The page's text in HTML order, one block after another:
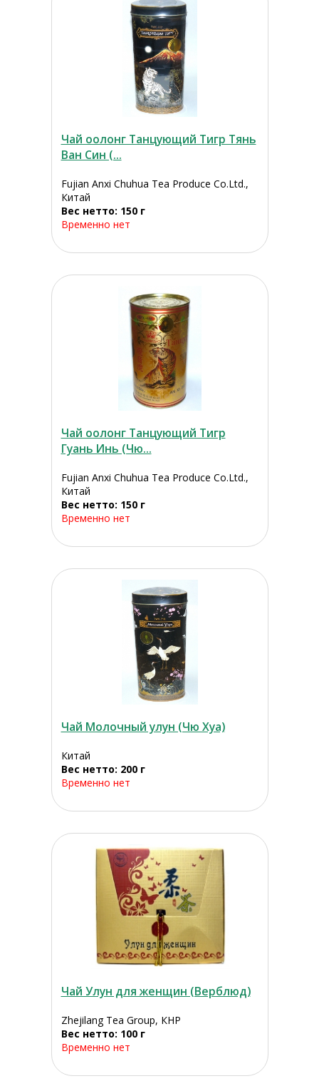
Чай оолонг Танцующий Тигр Тянь
Ван Син (...
Fujian Anxi Chuhua Tea Produce Co.Ltd.,
Китай
Вес нетто: 150 г
Временно нет
Чай оолонг Танцующий Тигр
Гуань Инь (Чю...
Fujian Anxi Chuhua Tea Produce Co.Ltd.,
Китай
Вес нетто: 150 г
Временно нет
Чай Молочный улун (Чю Хуа)
Китай
Вес нетто: 200 г
Временно нет
Чай Улун для женщин (Верблюд)
Zhejilang Tea Group, КНР
Вес нетто: 100 г
Временно нет